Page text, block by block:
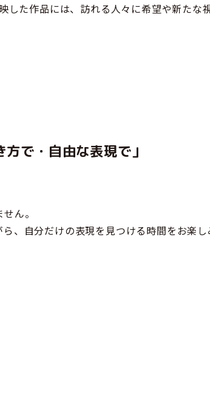
した作品には、訪れる人々に希望や新たな
方で・自由な表現で」
ん。
、自分だけの表現を見つける時間をお楽し